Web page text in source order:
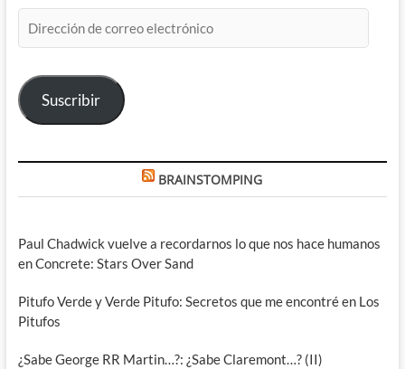
de
electrónico
Suscribir
BRAINSTOMPING
Paul Chadwick vuelve a recordarnos lo que nos hace humanos
en Concrete: Stars Over Sand
Pitufo Verde y Verde Pitufo: Secretos que me encontré en Los
Pitufos
¿Sabe George RR Martin…?: ¿Sabe Claremont…? (II)